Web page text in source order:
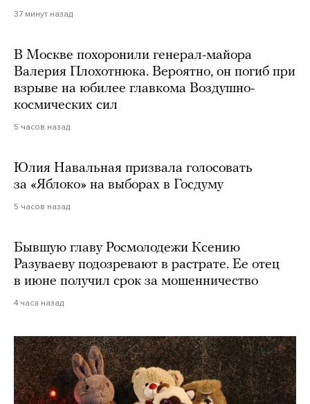
37 минут назад
В Москве похоронили генерал-майора
Валерия Плохотнюка. Вероятно, он погиб при
взрыве на юбилее главкома Воздушно-
космических сил
5 часов назад
Юлия Навальная призвала голосовать
за «Яблоко» на выборах в Госдуму
5 часов назад
Бывшую главу Росмолодежи Ксению
Разуваеву подозревают в растрате. Ее отец
в июне получил срок за мошенничество
4 часа назад